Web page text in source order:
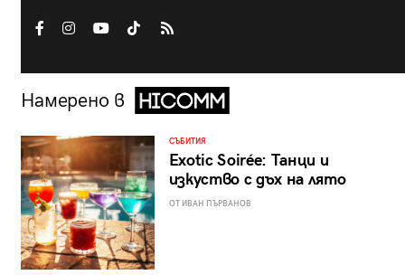
Намерено в
СЪБИТИЯ
Exotic Soirée: Танци и
изкуство с дъх на лято
ОТ ИВАН ПЪРВАНОВ